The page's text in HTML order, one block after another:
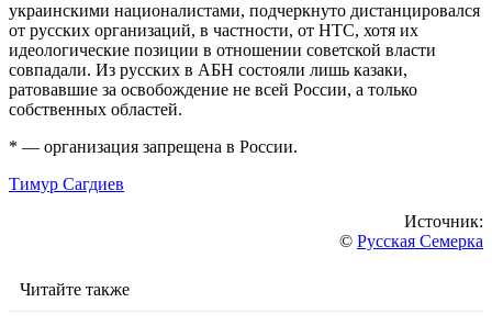
украинскими националистами, подчеркнуто дистанцировался
от русских организаций, в частности, от НТС, хотя их
идеологические позиции в отношении советской власти
совпадали. Из русских в АБН состояли лишь казаки,
ратовавшие за освобождение не всей России, а только
собственных областей.
* — организация запрещена в России.
Тимур Сагдиев
Источник:
© Русская Семерка
Читайте также